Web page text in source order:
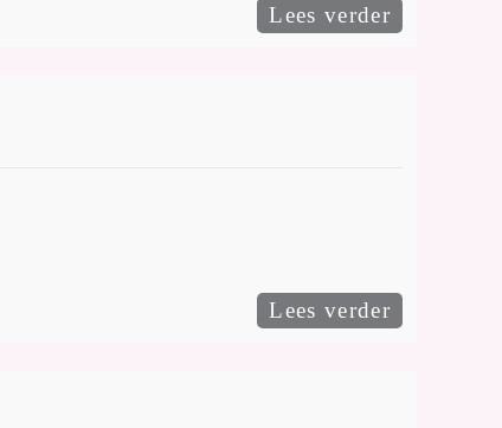
Lees verder
Lees verder